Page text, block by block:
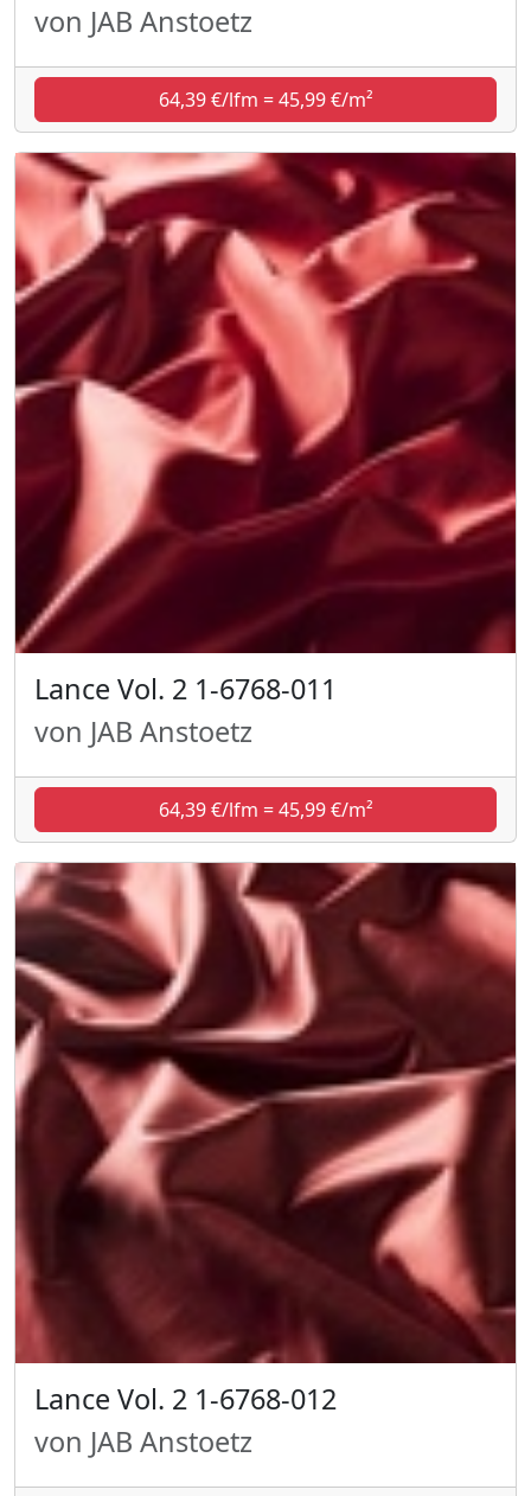
von JAB Anstoetz
64,39 €/lfm = 45,99 €/m²
Lance Vol. 2 1-6768-011
von JAB Anstoetz
64,39 €/lfm = 45,99 €/m²
Lance Vol. 2 1-6768-012
von JAB Anstoetz